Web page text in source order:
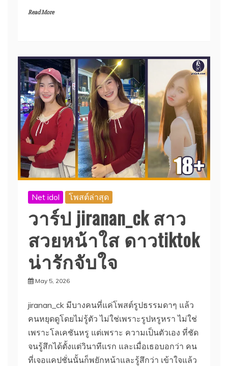
Read More
Net idol โพสต์ล่าสุด
วาร์ป jiranan_ck สาว
สวยหน้าใส ดาวtiktok
น่ารักจับใจ
May 5, 2026
jiranan_ck มีบางคนที่แค่โพสต์รูปธรรมดาๆ แล้ว
คนหยุดดูโดยไม่รู้ตัว ไม่ใช่เพราะรูปหรูหรา ไม่ใช่
เพราะโลเคชันหรู แต่เพราะ ความเป็นตัวเอง ที่ชัด
จนรู้สึกได้ตั้งแต่วินาทีแรก และเมื่อเธอบอกว่า คน
ที่เจอแคปชั่นนั้นก็พยักหน้าและรู้สึกว่า เข้าใจแล้ว